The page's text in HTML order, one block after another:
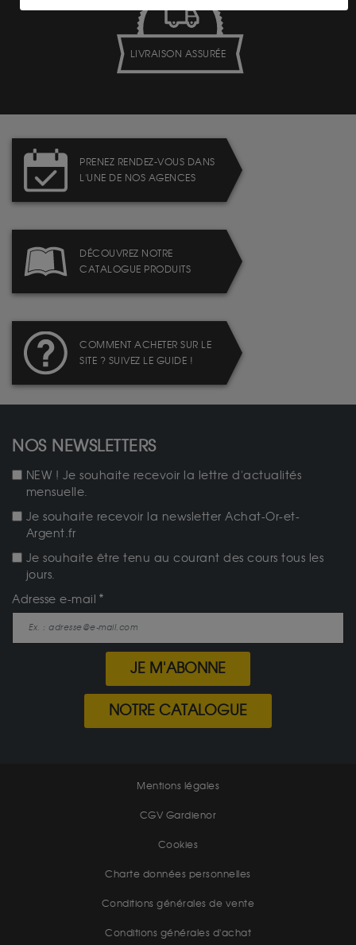
LIVRAISON ASSURÉE
PRENEZ RENDEZ-VOUS DANS
L'UNE DE NOS AGENCES
DÉCOUVREZ NOTRE
CATALOGUE PRODUITS
COMMENT ACHETER SUR LE
SITE ? SUIVEZ LE GUIDE !
NOS NEWSLETTERS
NEW ! Je souhaite recevoir la lettre d'actualités
mensuelle.
Je souhaite recevoir la newsletter Achat-Or-et-
Argent.fr
Je souhaite être tenu au courant des cours tous les
jours.
Adresse e-mail
JE M'ABONNE
NOTRE CATALOGUE
Mentions légales
CGV Gardienor
Cookies
Charte données personnelles
Conditions générales de vente
Conditions générales d'achat